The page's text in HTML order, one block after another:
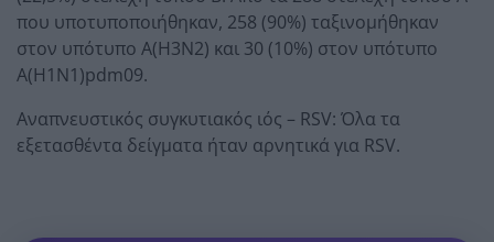
που υποτυποποιήθηκαν, 258 (90%) ταξινομήθηκαν
στον υπότυπο Α(Η3Ν2) και 30 (10%) στον υπότυπο
Α(Η1Ν1)pdm09.
Αναπνευστικός συγκυτιακός ιός – RSV: Όλα τα
εξετασθέντα δείγματα ήταν αρνητικά για RSV.